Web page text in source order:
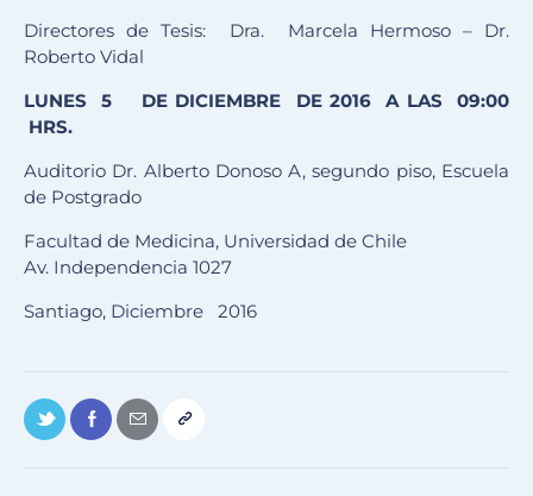
Directores de Tesis: Dra. Marcela Hermoso – Dr.
Roberto Vidal
LUNES
5 DE DICIEMBRE DE 2016 A LAS 09:00
HRS.
Auditorio Dr. Alberto Donoso A, segundo piso, Escuela
de Postgrado
Facultad de Medicina, Universidad de Chile
Av. Independencia 1027
Santiago, Diciembre 2016